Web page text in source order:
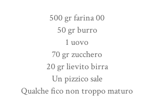
500 gr farina 00
50 gr burro
1 uovo
70 gr zucchero
20 gr lievito birra
Un pizzico sale
Qualche fico non troppo maturo